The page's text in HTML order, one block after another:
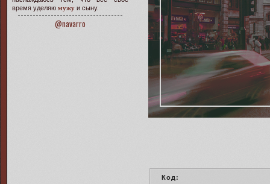
время уделяю мужу и сыну.
@navarro
Код: